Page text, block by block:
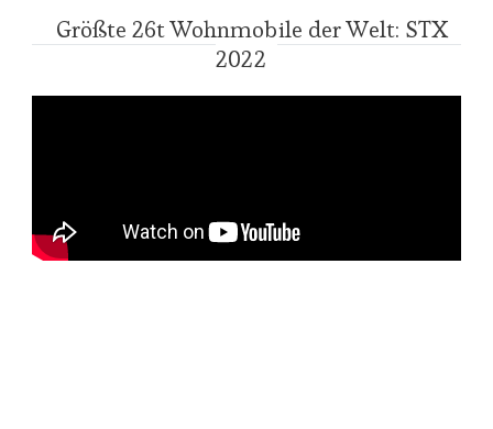
Größte 26t Wohnmobile der Welt: STX
2022